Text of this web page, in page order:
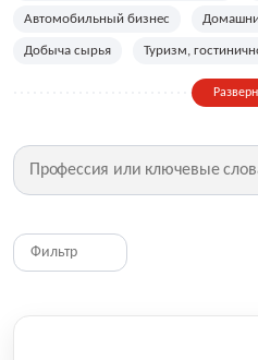
Автомобильный бизнес
Добыча сырья Туризм,
Дизайн,
Фитнес, красота, спорт
Медицина, фармацевтика
HR, управление персоналом
Топ менеджмент, руководители
Фильтр